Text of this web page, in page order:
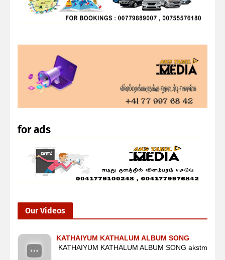
for ads
Our Videos
KATHAIYUM KATHALUM ALBUM SONG
KATHAIYUM KATHALUM ALBUM SONG akstm